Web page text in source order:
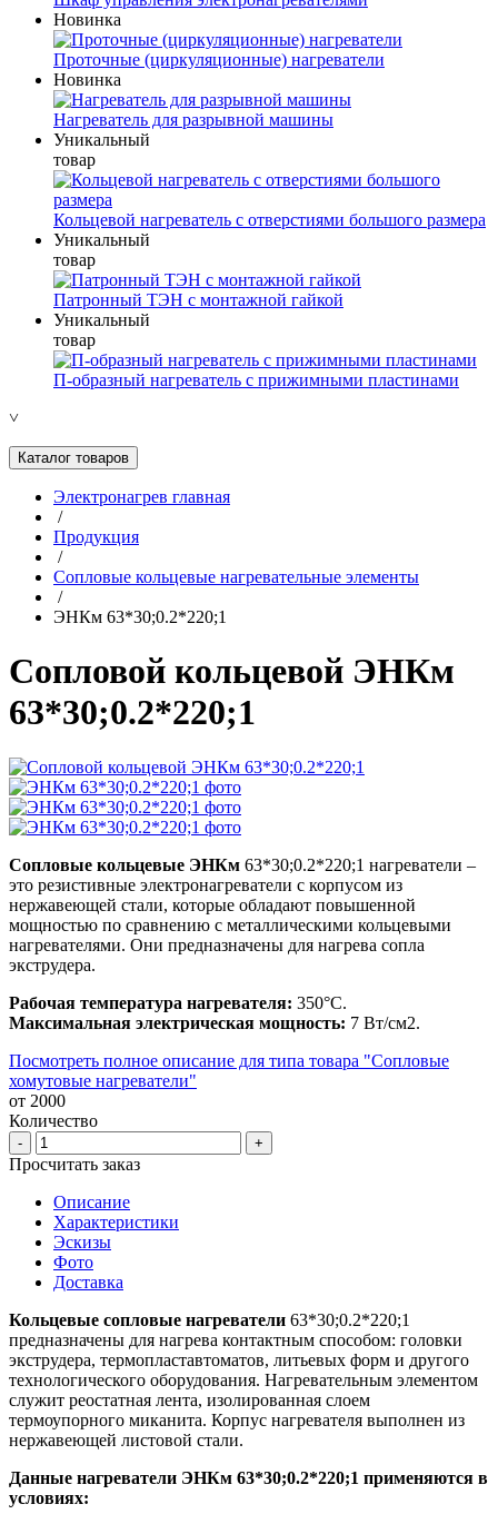
Новинка
Проточные (циркуляционные) нагреватели
Новинка
Нагреватель для разрывной машины
Уникальный
товар
Кольцевой нагреватель с отверстиями большого размера
Уникальный
товар
Патронный ТЭН с монтажной гайкой
Уникальный
товар
П-образный нагреватель с прижимными пластинами
˅
Каталог товаров
Электронагрев главная
/
Продукция
/
Сопловые кольцевые нагревательные элементы
/
ЭНКм 63*30;0.2*220;1
Сопловой кольцевой ЭНКм
63*30;0.2*220;1
Сопловые кольцевые ЭНКм 63*30;0.2*220;1 нагреватели –
это резистивные электронагреватели с корпусом из
нержавеющей стали, которые обладают повышенной
мощностью по сравнению с металлическими кольцевыми
нагревателями. Они предназначены для нагрева сопла
экструдера.
Рабочая температура нагревателя: 350°С.
Максимальная электрическая мощность: 7 Вт/cм2.
Посмотреть полное описание для типа товара "Сопловые
хомутовые нагреватели"
от 2000
Количество
- +
Просчитать заказ
Описание
Характеристики
Эскизы
Фото
Доставка
Кольцевые сопловые нагреватели 63*30;0.2*220;1
предназначены для нагрева контактным способом: головки
экструдера, термопластавтоматов, литьевых форм и другого
технологического оборудования. Нагревательным элементом
служит реостатная лента, изолированная слоем
термоупорного миканита. Корпус нагревателя выполнен из
нержавеющей листовой стали.
Данные нагреватели ЭНКм 63*30;0.2*220;1 применяются в
условиях: